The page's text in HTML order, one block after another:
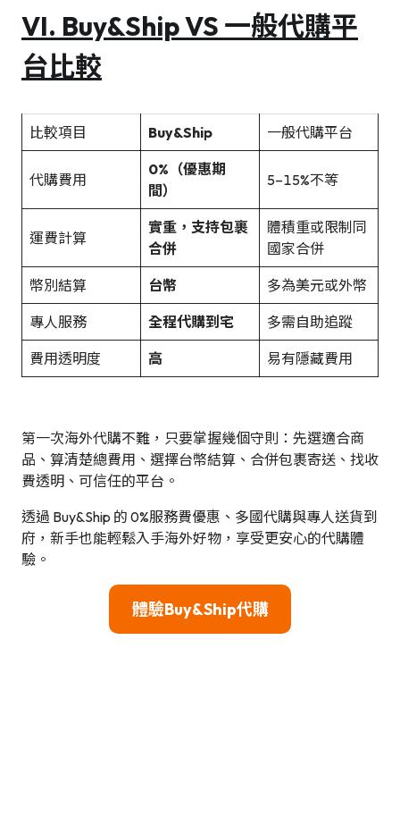
VI. Buy&Ship VS 一般代購平
台比較
比較項目 Buy&Ship 一般代購平台
代購費用
0%（優惠期
間）
5–15%不等
運費計算
實重，支持包裹
合併
體積重或限制同
國家合併
幣別結算 台幣 多為美元或外幣
專人服務 全程代購到宅 多需自助追蹤
費用透明度 高 易有隱藏費用
第一次海外代購不難，只要掌握幾個守則：先選適合商
品、算清楚總費用、選擇台幣結算、合併包裹寄送、找收
費透明、可信任的平台。
透過 Buy&Ship 的 0%服務費優惠、多國代購與專人送貨到
府，新手也能輕鬆入手海外好物，享受更安心的代購體
驗。
體驗Buy&Ship代購